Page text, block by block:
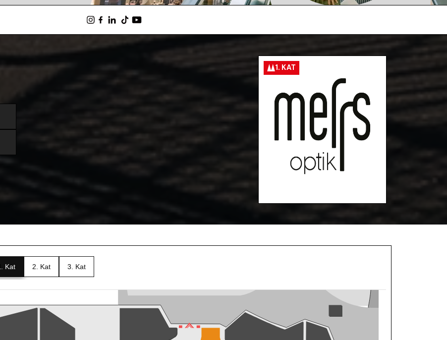
1. KAT